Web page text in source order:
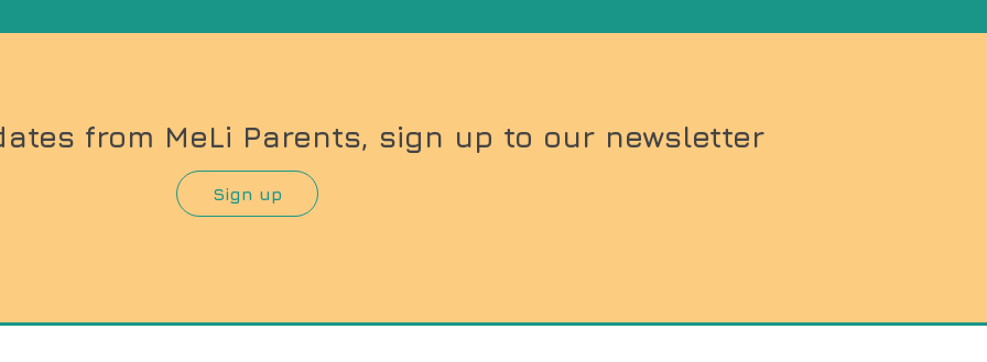
from MeLi Parents, sign up to our newsletter
Sign up